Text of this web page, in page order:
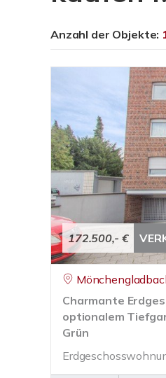
Anzahl der Objekte:
172.500,- €
Charmante
optionalem
Grün